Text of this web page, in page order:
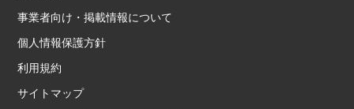
事業者向け・掲載情報について
個人情報保護方針
利用規約
サイトマップ